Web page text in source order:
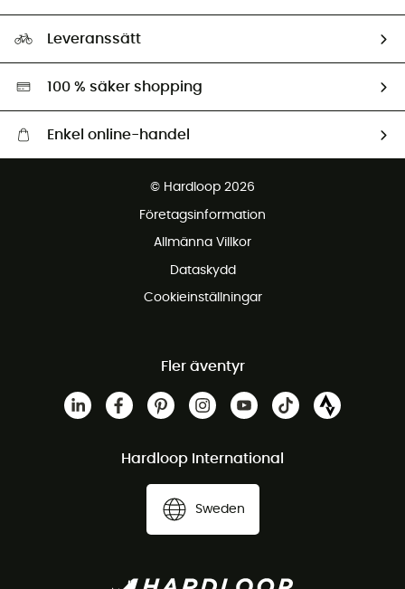
Ambassadörer
Miljöanpassat urval
Leveranssätt
100 % säker shopping
Enkel online-handel
Gratis retur inom 100 dagar
© Hardloop 2026
Företagsinformation
Allmänna Villkor
Dataskydd
Cookieinställningar
Fler äventyr
Hardloop International
Sweden